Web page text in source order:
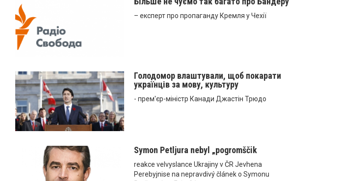
– експерт про пропаганду Кремля у Чехії
Голодомор влаштували, щоб покарати
українців за мову, культуру
- прем'єр-міністр Канади Джастін Трюдо
Symon Petljura nebyl „pogromščik
reakce velvyslance Ukrajiny v ČR Jevhena
Perebyjnise na nepravdivý článek o Symonu